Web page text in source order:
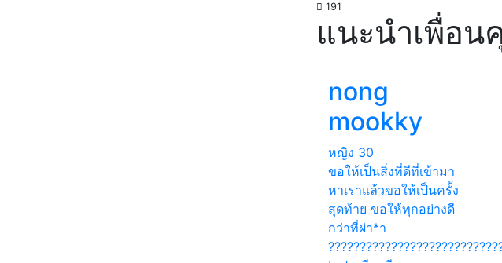
191
แนะนำเพื่อน
nong
mookky
หญิง 30
ขอให้เป็นสิ่งที่ดีที่เข้ามา
หาเราแล้วขอให้เป็นครั้ง
สุดท้าย ขอให้ทุกอย่างดี
กว่าที่ผ่า*า